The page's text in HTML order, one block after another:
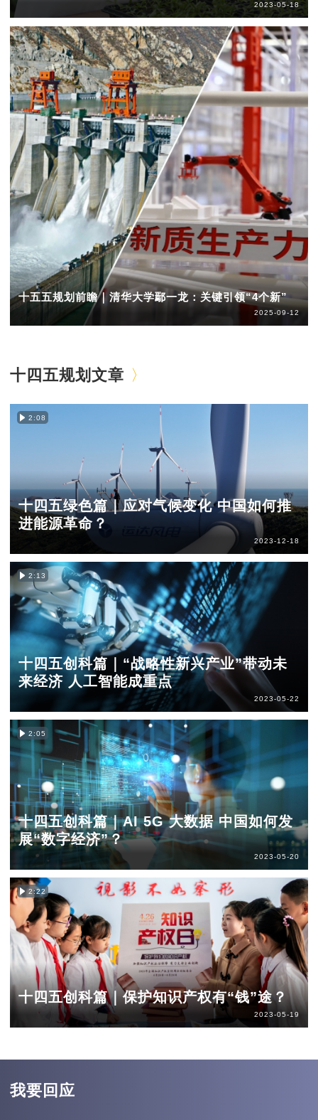
2023-05-18
十五五规划前瞻｜清华大学鄢一龙：关键引领“4个新”
2025-09-12
十四五规划文章
2:08
十四五绿色篇｜应对气候变化 中国如何推
进能源革命？
2023-12-18
2:13
十四五创科篇｜“战略性新兴产业”带动未
来经济 人工智能成重点
2023-05-22
2:05
十四五创科篇｜AI 5G 大数据 中国如何发
展“数字经济”？
2023-05-20
2:22
十四五创科篇｜保护知识产权有“钱”途？
2023-05-19
我要回应